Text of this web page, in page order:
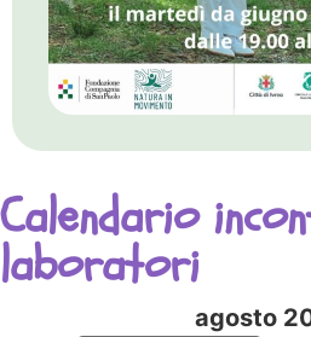
Calendario
laboratori
agosto
agosto